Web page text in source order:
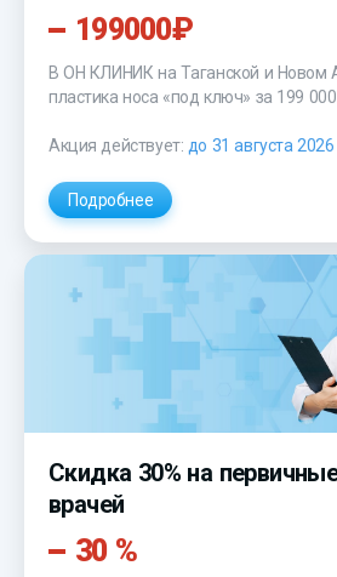
199000₽
В ОН КЛИНИК на Таганской и Новом
пластика носа «под ключ» за 199
Акция действует: до 31 августа 2026
Подробнее
Скидка 30% на
врачей
30 %